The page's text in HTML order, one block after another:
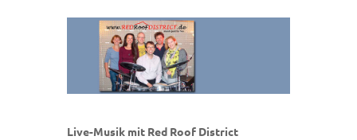
Live-Musik mit Red Roof District